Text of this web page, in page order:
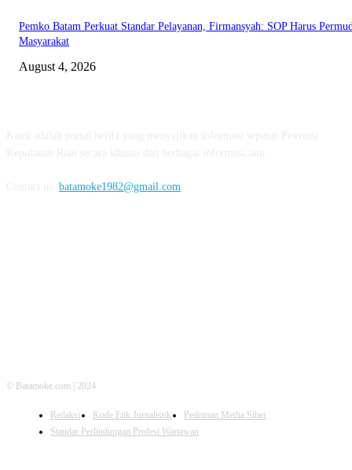
Pemko Batam Perkuat Standar Pelayanan, Firmansyah: SOP Harus
Masyarakat
August 4, 2026
batamoke1982@gmail.com
© Batamoke.com | 2024
Redaksi Kode Etik Jurnalistik
Pedoman Media Siber
Standar Perlindungan Profesi Wartawan